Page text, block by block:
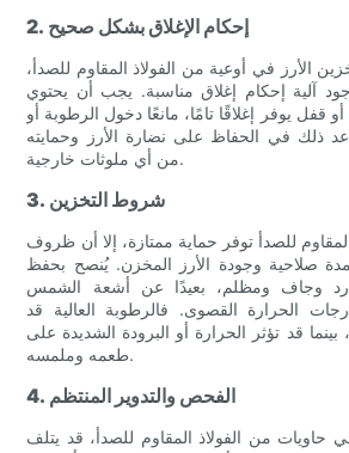
2. إحكام الإغلاق بشكل صحيح
الأرز في أوعية من الفولاذ المقاوم للصدأ،
آلية إحكام إغلاق مناسبة. يجب أن يحتوي
قفل يوفر إغلاقًا تامًا، مانعًا دخول الرطوبة أو
ذلك في الحفاظ على نضارة الأرز وحمايته
من أي ملوثات خارجية.
3. شروط التخزين
للصدأ توفر حماية ممتازة، إلا أن ظروف
صلاحية وجودة الأرز المخزن. يُنصح بحفظ
وجاف ومظلم، بعيدًا عن أشعة الشمس
الحرارة القصوى. فالرطوبة العالية قد
قد تؤثر الحرارة أو البرودة الشديدة على
طعمه وملمسه.
4. الفحص والتدوير المنتظم
حاويات من الفولاذ المقاوم للصدأ، قد يتلف